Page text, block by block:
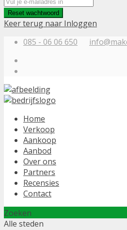
Reset wachtwoord
Keer terug naar Inloggen
085 - 06 06 650
Home
Verkoop
Aankoop
Aanbod
Over ons
Partners
Recensies
Contact
Zoeken
Alle steden